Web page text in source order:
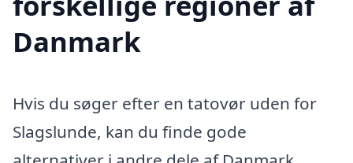
Danmark
Hvis du søger efter en tatovør uden for
Slagslunde, kan du finde gode